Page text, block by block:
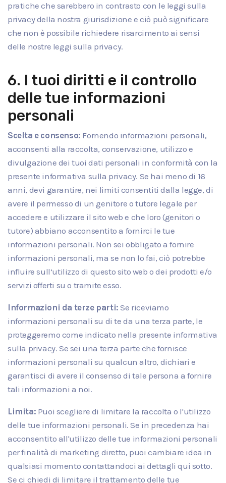
pratiche che sarebbero in contrasto con le leggi sulla
privacy della nostra giurisdizione e ciò può significare
che non è possibile richiedere risarcimento ai sensi
delle nostre leggi sulla privacy.
6. I tuoi diritti e il controllo
delle tue informazioni
personali
Scelta e consenso: Fornendo informazioni personali,
acconsenti alla raccolta, conservazione, utilizzo e
divulgazione dei tuoi dati personali in conformità con la
presente informativa sulla privacy. Se hai meno di 16
anni, devi garantire, nei limiti consentiti dalla legge, di
avere il permesso di un genitore o tutore legale per
accedere e utilizzare il sito web e che loro (genitori o
tutore) abbiano acconsentito a fornirci le tue
informazioni personali. Non sei obbligato a fornire
informazioni personali, ma se non lo fai, ciò potrebbe
influire sull’utilizzo di questo sito web o dei prodotti e/o
servizi offerti su o tramite esso.
Informazioni da terze parti: Se riceviamo
informazioni personali su di te da una terza parte, le
proteggeremo come indicato nella presente informativa
sulla privacy. Se sei una terza parte che fornisce
informazioni personali su qualcun altro, dichiari e
garantisci di avere il consenso di tale persona a fornire
tali informazioni a noi.
Limita: Puoi scegliere di limitare la raccolta o l'utilizzo
delle tue informazioni personali. Se in precedenza hai
acconsentito all'utilizzo delle tue informazioni personali
per finalità di marketing diretto, puoi cambiare idea in
qualsiasi momento contattandoci ai dettagli qui sotto.
Se ci chiedi di limitare il trattamento delle tue